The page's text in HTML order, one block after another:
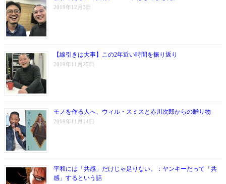
2019年12月3日
【線引きは大事】この2年近い時間を振り返り
2019年11月25日
モノを作る人へ、ウィル・スミスと赤川次郎からの贈り物
2019年11月14日
平和には「共感」だけじゃ足りない。：ヤンキーだって「共
感」するという話